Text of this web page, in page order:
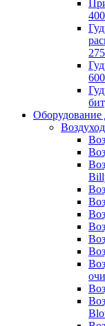
400
275
600
Оборудование